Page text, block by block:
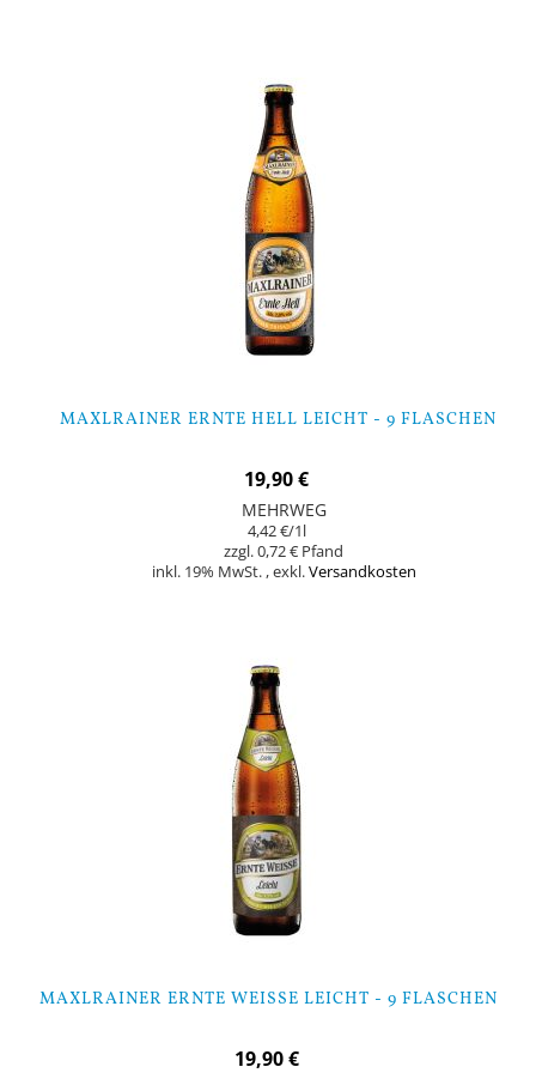
MAXLRAINER ERNTE HELL LEICHT - 9 FLASCHEN
19,90 €
MEHRWEG
4,42 €/1l
0,72 €
inkl. 19% MwSt. ,exkl.Versandkosten
MAXLRAINER ERNTE WEISSE LEICHT - 9 FLASCHEN
19,90 €